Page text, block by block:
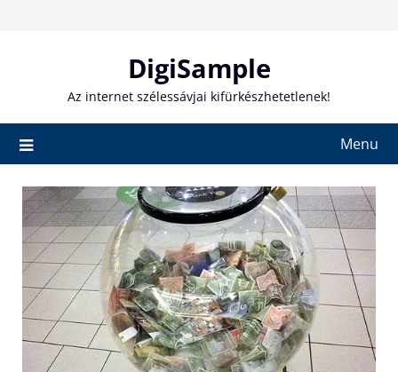
DigiSample
Az internet szélessávjai kifürkészhetetlenek!
Menu